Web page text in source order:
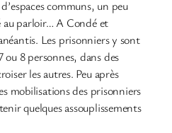
communs, un peu
au parloir… A Condé et
Les prisonniers y sont
ou 8 personnes, dans des
les autres. Peu après
mobilisations des prisonniers
quelques assouplissements